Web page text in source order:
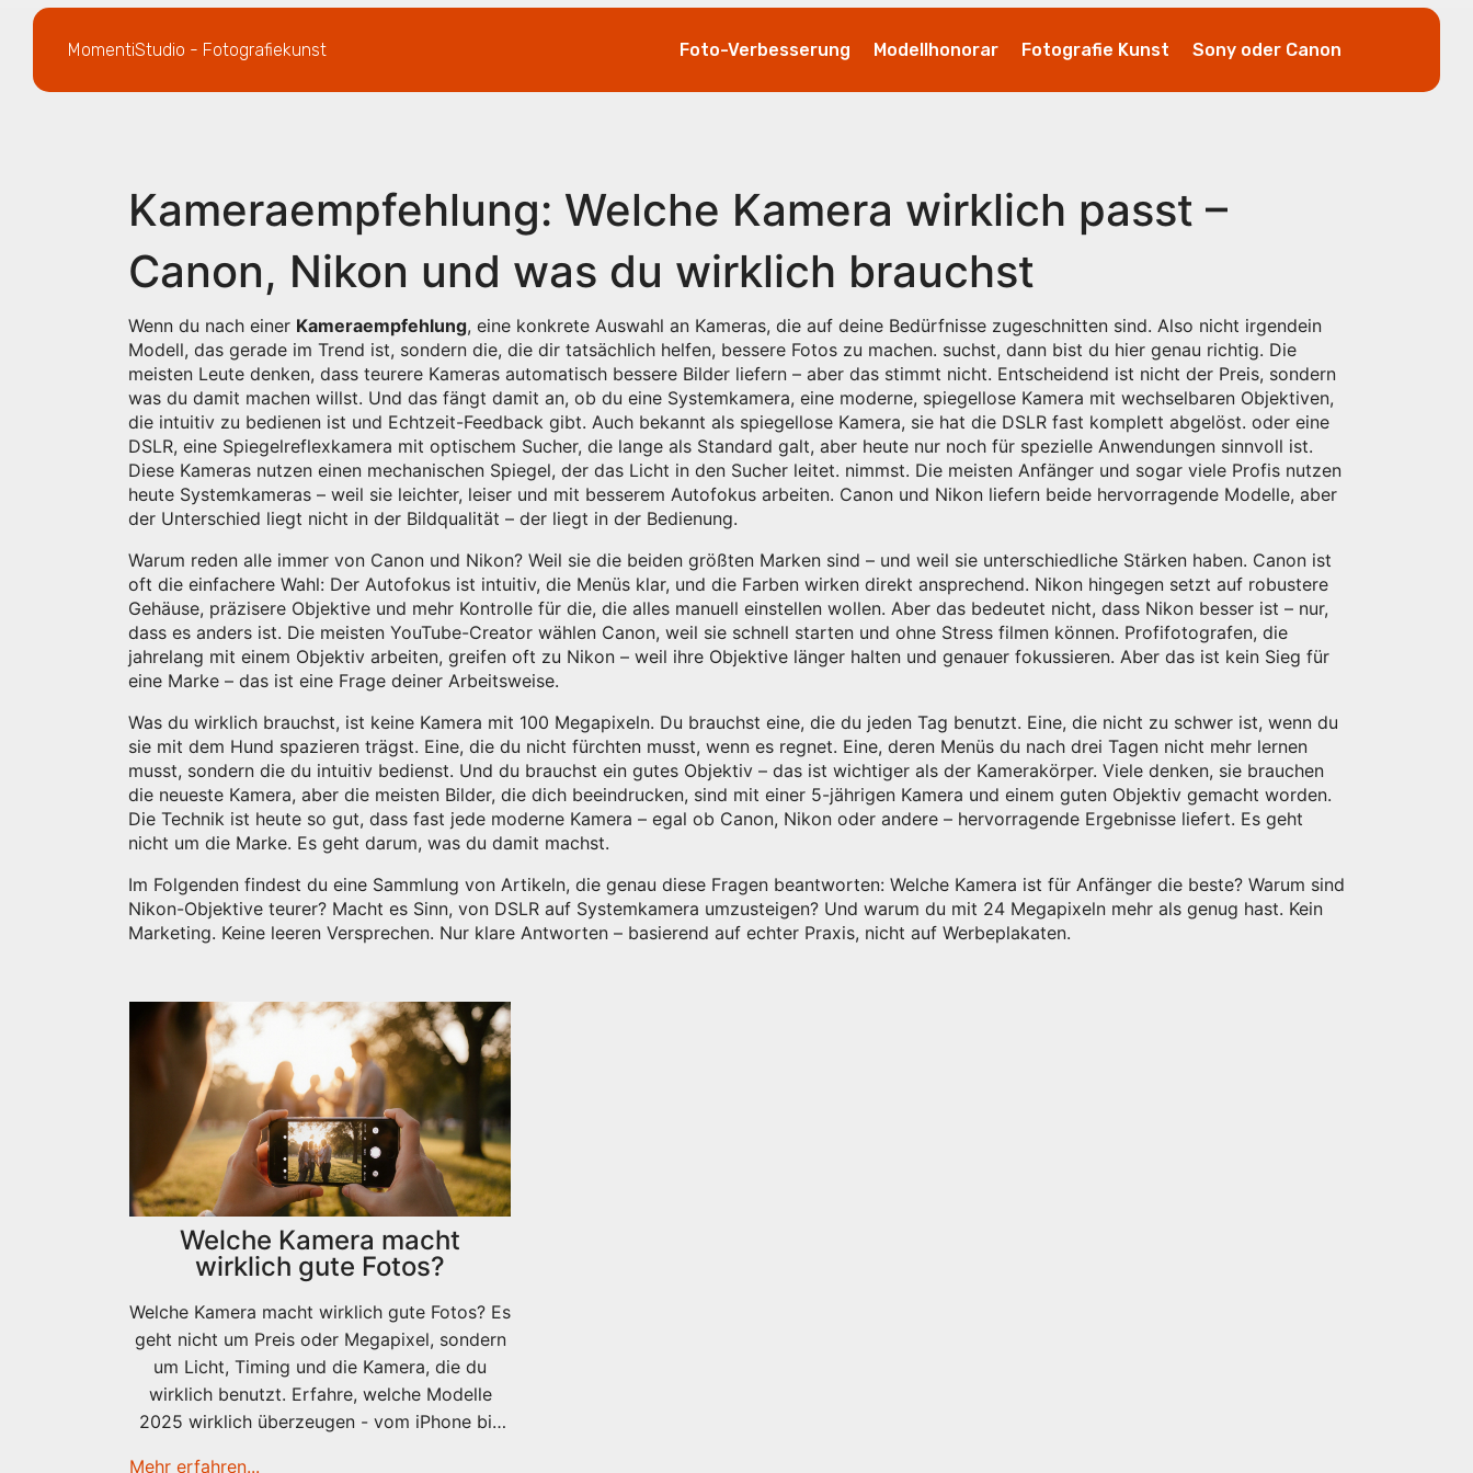
MomentiStudio - Fotografiekunst Foto-Verbesserung Modellhonorar Fotografie Kunst Sony oder Canon
Kameraempfehlung: Welche Kamera wirklich passt –
Canon, Nikon und was du wirklich brauchst
Wenn du nach einer Kameraempfehlung, eine konkrete Auswahl an Kameras, die auf deine Bedürfnisse zugeschnitten sind. Also nicht irgendein
Modell, das gerade im Trend ist, sondern die, die dir tatsächlich helfen, bessere Fotos zu machen. suchst, dann bist du hier genau richtig. Die
meisten Leute denken, dass teurere Kameras automatisch bessere Bilder liefern – aber das stimmt nicht. Entscheidend ist nicht der Preis, sondern
was du damit machen willst. Und das fängt damit an, ob du eine Systemkamera, eine moderne, spiegellose Kamera mit wechselbaren Objektiven,
die intuitiv zu bedienen ist und Echtzeit-Feedback gibt. Auch bekannt als spiegellose Kamera, sie hat die DSLR fast komplett abgelöst. oder eine
DSLR, eine Spiegelreflexkamera mit optischem Sucher, die lange als Standard galt, aber heute nur noch für spezielle Anwendungen sinnvoll ist.
Diese Kameras nutzen einen mechanischen Spiegel, der das Licht in den Sucher leitet. nimmst. Die meisten Anfänger und sogar viele Profis nutzen
heute Systemkameras – weil sie leichter, leiser und mit besserem Autofokus arbeiten. Canon und Nikon liefern beide hervorragende Modelle, aber
der Unterschied liegt nicht in der Bildqualität – der liegt in der Bedienung.
Warum reden alle immer von Canon und Nikon? Weil sie die beiden größten Marken sind – und weil sie unterschiedliche Stärken haben. Canon ist
oft die einfachere Wahl: Der Autofokus ist intuitiv, die Menüs klar, und die Farben wirken direkt ansprechend. Nikon hingegen setzt auf robustere
Gehäuse, präzisere Objektive und mehr Kontrolle für die, die alles manuell einstellen wollen. Aber das bedeutet nicht, dass Nikon besser ist – nur,
dass es anders ist. Die meisten YouTube-Creator wählen Canon, weil sie schnell starten und ohne Stress filmen können. Profifotografen, die
jahrelang mit einem Objektiv arbeiten, greifen oft zu Nikon – weil ihre Objektive länger halten und genauer fokussieren. Aber das ist kein Sieg für
eine Marke – das ist eine Frage deiner Arbeitsweise.
Was du wirklich brauchst, ist keine Kamera mit 100 Megapixeln. Du brauchst eine, die du jeden Tag benutzt. Eine, die nicht zu schwer ist, wenn du
sie mit dem Hund spazieren trägst. Eine, die du nicht fürchten musst, wenn es regnet. Eine, deren Menüs du nach drei Tagen nicht mehr lernen
musst, sondern die du intuitiv bedienst. Und du brauchst ein gutes Objektiv – das ist wichtiger als der Kamerakörper. Viele denken, sie brauchen
die neueste Kamera, aber die meisten Bilder, die dich beeindrucken, sind mit einer 5-jährigen Kamera und einem guten Objektiv gemacht worden.
Die Technik ist heute so gut, dass fast jede moderne Kamera – egal ob Canon, Nikon oder andere – hervorragende Ergebnisse liefert. Es geht
nicht um die Marke. Es geht darum, was du damit machst.
Im Folgenden findest du eine Sammlung von Artikeln, die genau diese Fragen beantworten: Welche Kamera ist für Anfänger die beste? Warum sind
Nikon-Objektive teurer? Macht es Sinn, von DSLR auf Systemkamera umzusteigen? Und warum du mit 24 Megapixeln mehr als genug hast. Kein
Marketing. Keine leeren Versprechen. Nur klare Antworten – basierend auf echter Praxis, nicht auf Werbeplakaten.
Welche Kamera macht
wirklich gute Fotos?
Welche Kamera macht wirklich gute Fotos? Es
geht nicht um Preis oder Megapixel, sondern
um Licht, Timing und die Kamera, die du
wirklich benutzt. Erfahre, welche Modelle
2025 wirklich überzeugen - vom iPhone bis
Mehr erfahren...